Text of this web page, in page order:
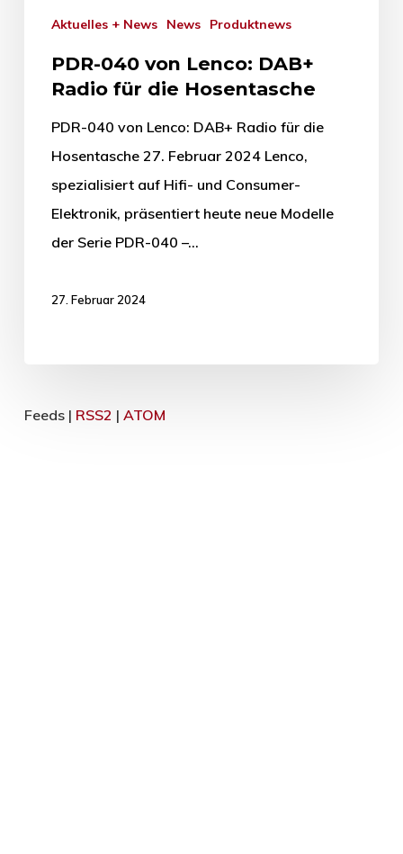
Aktuelles + News News Produktnews
PDR-040 von Lenco: DAB+
Radio für die Hosentasche
PDR-040 von Lenco: DAB+ Radio für die
Hosentasche 27. Februar 2024 Lenco,
spezialisiert auf Hifi- und Consumer-
Elektronik, präsentiert heute neue Modelle
der Serie PDR-040 –…
27. Februar 2024
Feeds | RSS2 | ATOM